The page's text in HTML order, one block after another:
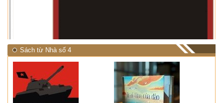
Sách từ Nhà số 4